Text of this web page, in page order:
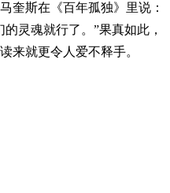
奎斯在《百年孤独》里说：
灵魂就行了。”果真如此，
来就更令人爱不释手。